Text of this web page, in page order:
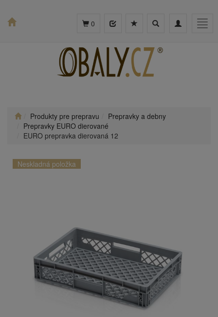
Toggle
Toggle
0
Produkty pre prepravu
Prepravky a debny
Prepravky EURO dierované
EURO prepravka dierovaná 12
Neskladná položka